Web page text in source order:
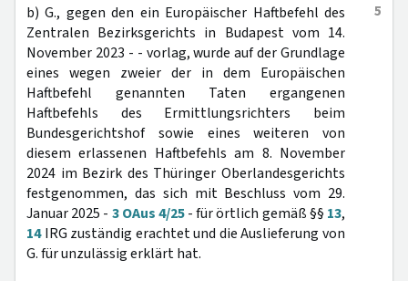
5
b) G., gegen den ein Europäischer Haftbefehl des
Zentralen Bezirksgerichts in Budapest vom 14.
November 2023 - - vorlag, wurde auf der Grundlage
eines wegen zweier der in dem Europäischen
Haftbefehl genannten Taten ergangenen
Haftbefehls des Ermittlungsrichters beim
Bundesgerichtshof sowie eines weiteren von
diesem erlassenen Haftbefehls am 8. November
2024 im Bezirk des Thüringer Oberlandesgerichts
festgenommen, das sich mit Beschluss vom 29.
Januar 2025 - 3 OAus 4/25- für örtlich gemäß §§ 13,
14IRG zuständig erachtet und die Auslieferung von
G. für unzulässig erklärt hat.